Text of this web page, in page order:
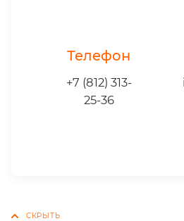
Телефон
+7 (812) 313-
25-36